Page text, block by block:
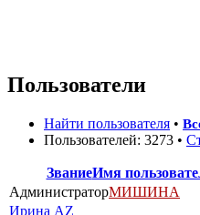
Пользователи
Найти пользователя •
Пользователей: 3273 •
ЗваниеИмя
АдминистраторМИШИНА
Ирина AZ